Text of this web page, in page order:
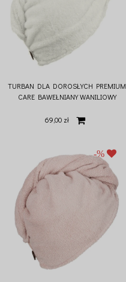
TURBAN DLA DOROSŁYCH PREMIUM
CARE BAWEŁNIANY WANILIOWY
69,00 zł